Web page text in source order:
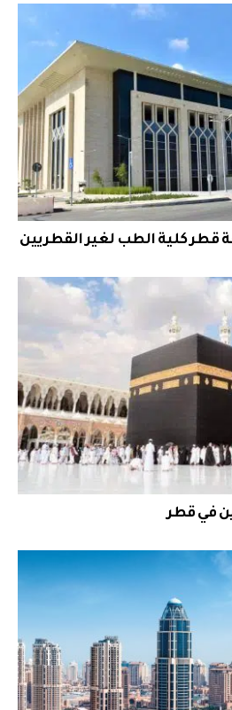
قطر كلية الطب لغير القطريين
في قطر